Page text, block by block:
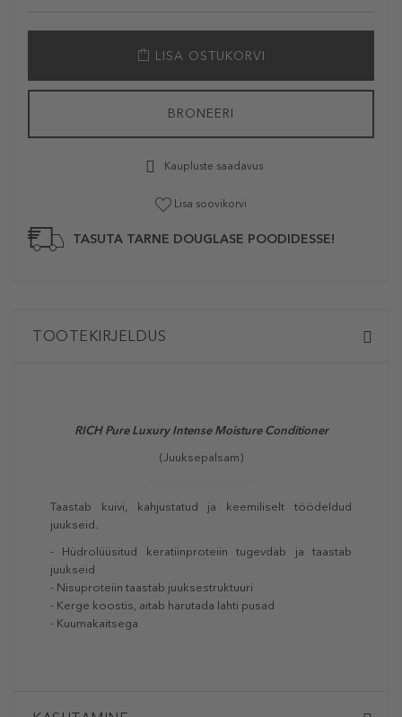
LISA OSTUKORVI
BRONEERI
Kaupluste saadavus
Lisa soovikorvi
TASUTA TARNE DOUGLASE POODIDESSE!
TOOTEKIRJELDUS
RICH Pure Luxury Intense Moisture Conditioner
(Juuksepalsam)
Taastab kuivi, kahjustatud ja keemiliselt töödeldud
juukseid.
- Hüdrolüüsitud keratiinproteiin tugevdab ja taastab
juukseid
- Nisuproteiin taastab juuksestruktuuri
- Kerge koostis, aitab harutada lahti pusad
- Kuumakaitsega